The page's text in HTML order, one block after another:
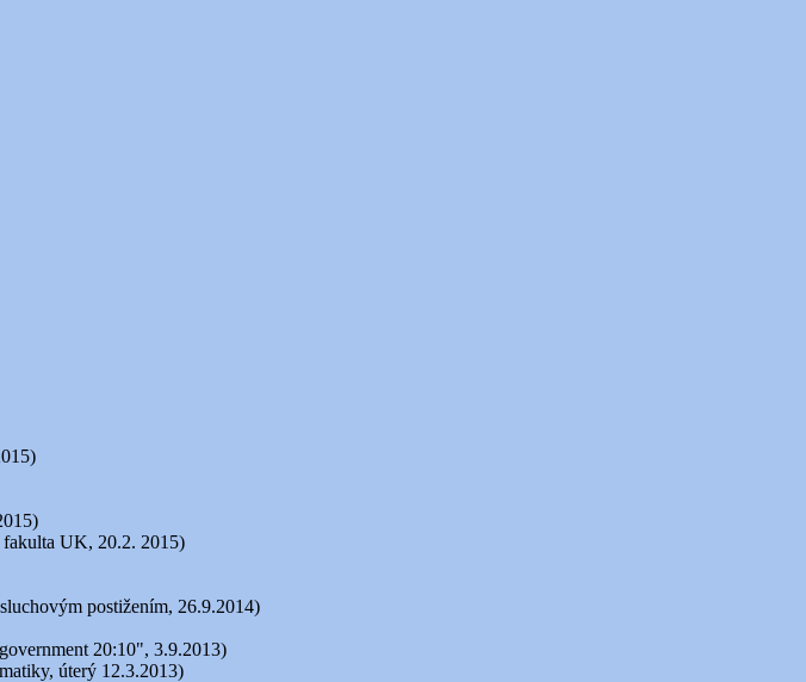
fakulta UK, 20.2. 2015)
postižením, 26.9.2014)
20:10", 3.9.2013)
úterý 12.3.2013)